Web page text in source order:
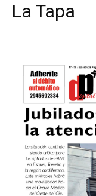
La Tapa